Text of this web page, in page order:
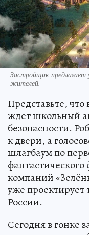
Застройщик предлагает
жителей.
Представьте,
ждет школьный
безопасности.
к двери, а
шлагбаум по
компаний
уже проектирует
России.
Сегодня в гонке